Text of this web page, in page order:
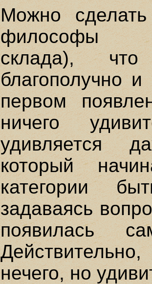
Можно
философы
склада),
благополучно
первом
ничего
удивляется
который
категории
задаваясь
появилась
нечего, но